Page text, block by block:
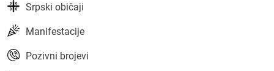
Srpski običaji
Manifestacije
Pozivni brojevi